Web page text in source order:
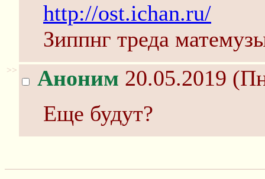
http://ost.ichan.ru/
Зиппнг треда
>> Аноним 20.05.2019
Еще будут?